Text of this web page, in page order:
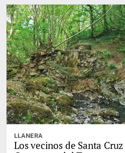
LLANERA
Los vecinos de Santa